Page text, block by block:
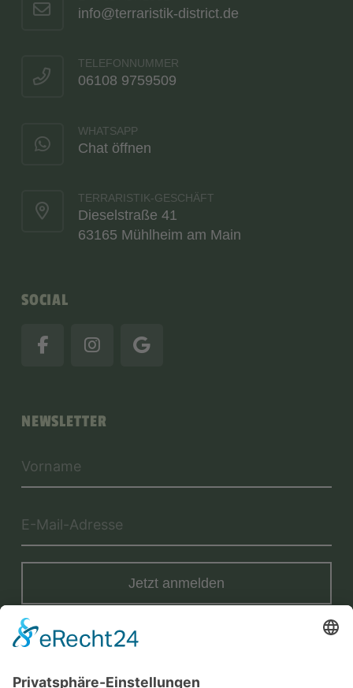
info@terraristik-district.de
TELEFONNUMMER
06108 9759509
WHATSAPP
Chat öffnen
TERRARISTIK-GESCHÄFT
Dieselstraße 41
63165 Mühlheim am Main
SOCIAL
NEWSLETTER
Jetzt anmelden